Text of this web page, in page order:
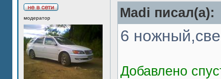
модератор Madi писал(а):
6
Добавлено